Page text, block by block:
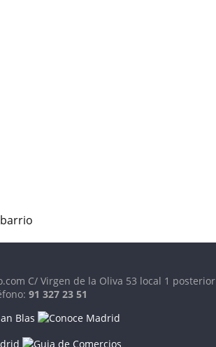
C/ Virgen de la Oliva 53 local 1 posterior
91 327 23 51